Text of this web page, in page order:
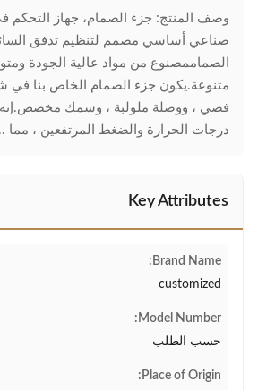
وصف المنتج: جزء الصمام، جهاز التحكم
صناعي أساسي مصمم لتنظيم تدفق السائل
الصماممصنوع من مواد عالية الجودة
متنوعة.يكون جزء الصمام الخاص بنا في
فضي ، ووصلة ملولبة ، وسمك
درجات الحرارة والضغط المرتفعين ، مما
Key Attributes
Brand Name:
customized
Model Number:
حسب الطلب
Place of Origin: